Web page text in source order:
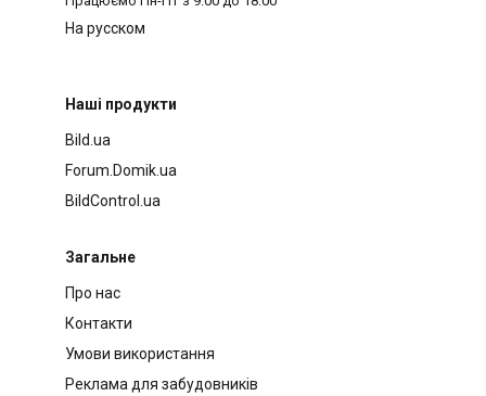
На русском
Наші продукти
Bild.ua
Forum.Domik.ua
BildControl.ua
Загальне
Про нас
Контакти
Умови використання
Реклама для забудовників